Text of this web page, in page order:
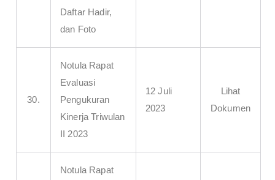
Daftar Hadir,
dan Foto
30.
Notula Rapat
Evaluasi
Pengukuran
Kinerja Triwulan
II 2023
12 Juli
2023
Lihat
Dokumen
Notula Rapat